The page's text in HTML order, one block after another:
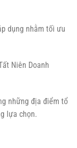
dụng nhằm tối ưu
Niên Doanh
những địa điểm tổ
lựa chọn.